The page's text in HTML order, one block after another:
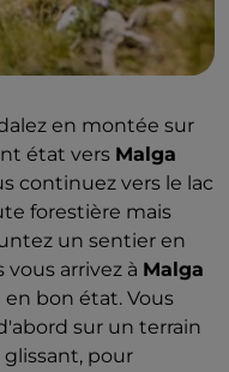
en montée sur
état vers Malga
continuez vers le lac
forestière mais
un sentier en
vous arrivez à Malga
bon état. Vous
sur un terrain
pour